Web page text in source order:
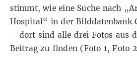
stimmt, wieeine Suche nach
Hospital“ in der Bilddatenbank
– dort sind alle drei Fotos aus
Beitrag zu finden (Foto 1,Foto 2